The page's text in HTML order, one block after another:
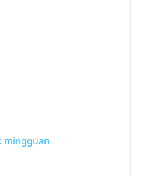
mingguan